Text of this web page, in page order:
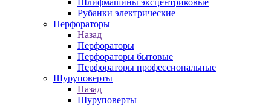
Шлифмашины эксцентриковые
Рубанки электрические
Перфораторы
Назад
Перфораторы
Перфораторы бытовые
Перфораторы профессиональные
Шуруповерты
Назад
Шуруповерты